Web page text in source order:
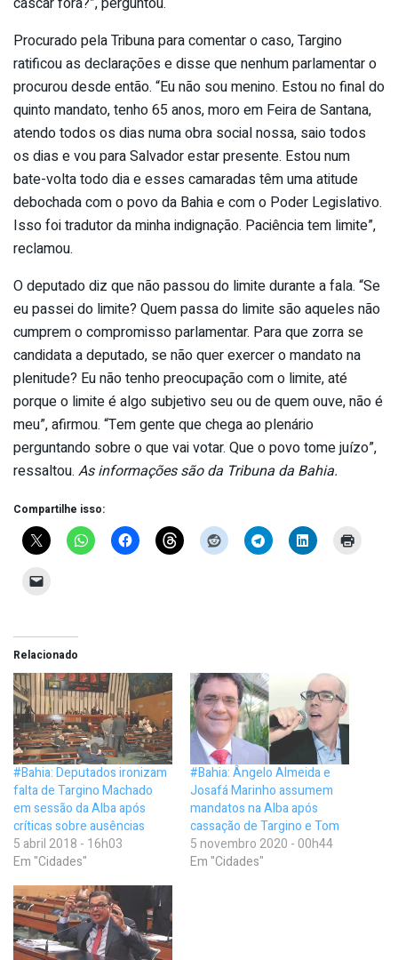
Procurado pela Tribuna para comentar o caso, Targino
ratificou as declarações e disse que nenhum parlamentar o
procurou desde então. “Eu não sou menino. Estou no final do
quinto mandato, tenho 65 anos, moro em Feira de Santana,
atendo todos os dias numa obra social nossa, saio todos
os dias e vou para Salvador estar presente. Estou num
bate-volta todo dia e esses camaradas têm uma atitude
debochada com o povo da Bahia e com o Poder Legislativo.
Isso foi tradutor da minha indignação. Paciência tem limite”,
reclamou.
O deputado diz que não passou do limite durante a fala. “Se
eu passei do limite? Quem passa do limite são aqueles não
cumprem o compromisso parlamentar. Para que zorra se
candidata a deputado, se não quer exercer o mandato na
plenitude? Eu não tenho preocupação com o limite, até
porque o limite é algo subjetivo seu ou de quem ouve, não é
meu”, afirmou. “Tem gente que chega ao plenário
perguntando sobre o que vai votar. Que o povo tome juízo”,
ressaltou. As informações são da Tribuna da Bahia.
Compartilhe isso:
Relacionado
#Bahia: Deputados ironizam
falta de Targino Machado
em sessão da Alba após
críticas sobre ausências
5 abril 2018 - 16h03
Em "Cidades"
#Bahia: Ângelo Almeida e
Josafá Marinho assumem
mandatos na Alba após
cassação de Targino e Tom
5 novembro 2020 - 00h44
Em "Cidades"